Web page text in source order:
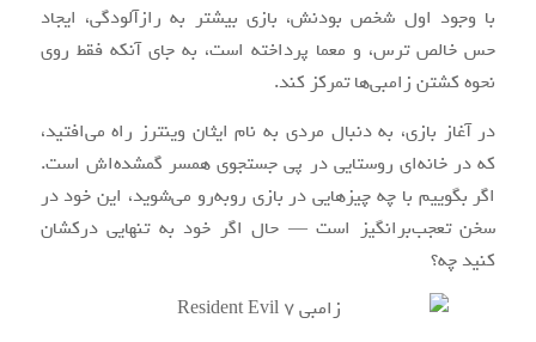
با وجود اول شخص بودنش، بازی بیشتر به رازآلودگی، ایجاد
حس خالص ترس، و معما پرداخته است، به جای آنکه فقط روی
نحوه کشتن زامبی‌ها تمرکز کند.
در آغاز بازی، به دنبال مردی به نام ایثان وینترز راه می‌افتید،
که در خانه‌ای روستایی در پی جستجوی همسر گمشده‌اش است.
اگر بگوییم با چه چیزهایی در بازی روبه‌رو می‌شوید، این خود در
سخن تعجب‌برانگیز است — حال اگر خود به تنهایی درکشان
کنید چه؟